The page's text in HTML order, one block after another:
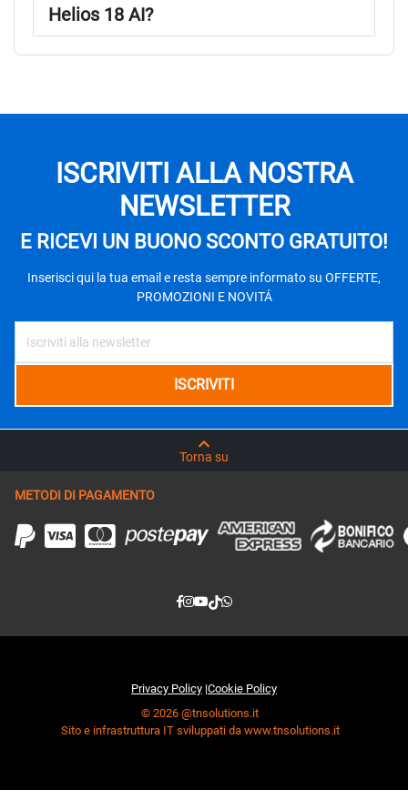
Helios 18 AI?
ISCRIVITI ALLA NOSTRA
NEWSLETTER
E RICEVI UN BUONO SCONTO GRATUITO!
Inserisci qui la tua email e resta sempre informato su OFFERTE,
PROMOZIONI E NOVITÁ
Torna su
METODI DI PAGAMENTO
Privacy Policy |Cookie Policy
© 2026 @tnsolutions.it
Sito e infrastruttura IT sviluppati da www.tnsolutions.it